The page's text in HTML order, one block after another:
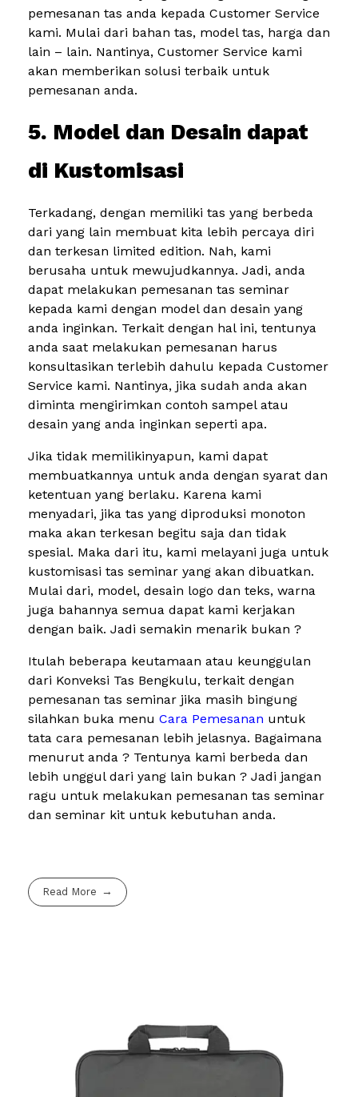
pemesanan tas anda kepada Customer Service
kami. Mulai dari bahan tas, model tas, harga dan
lain – lain. Nantinya, Customer Service kami
akan memberikan solusi terbaik untuk
pemesanan anda.
5. Model dan Desain dapat
di Kustomisasi
Terkadang, dengan memiliki tas yang berbeda
dari yang lain membuat kita lebih percaya diri
dan terkesan limited edition. Nah, kami
berusaha untuk mewujudkannya. Jadi, anda
dapat melakukan pemesanan tas seminar
kepada kami dengan model dan desain yang
anda inginkan. Terkait dengan hal ini, tentunya
anda saat melakukan pemesanan harus
konsultasikan terlebih dahulu kepada Customer
Service kami. Nantinya, jika sudah anda akan
diminta mengirimkan contoh sampel atau
desain yang anda inginkan seperti apa.
Jika tidak memilikinyapun, kami dapat
membuatkannya untuk anda dengan syarat dan
ketentuan yang berlaku. Karena kami
menyadari, jika tas yang diproduksi monoton
maka akan terkesan begitu saja dan tidak
spesial. Maka dari itu, kami melayani juga untuk
kustomisasi tas seminar yang akan dibuatkan.
Mulai dari, model, desain logo dan teks, warna
juga bahannya semua dapat kami kerjakan
dengan baik. Jadi semakin menarik bukan ?
Itulah beberapa keutamaan atau keunggulan
dari Konveksi Tas Bengkulu, terkait dengan
pemesanan tas seminar jika masih bingung
silahkan buka menu Cara Pemesanan untuk
tata cara pemesanan lebih jelasnya. Bagaimana
menurut anda ? Tentunya kami berbeda dan
lebih unggul dari yang lain bukan ? Jadi jangan
ragu untuk melakukan pemesanan tas seminar
dan seminar kit untuk kebutuhan anda.
Read More